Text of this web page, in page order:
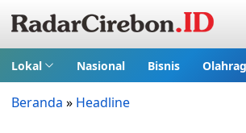
Lokal Nasional Bisnis
Beranda » Headline